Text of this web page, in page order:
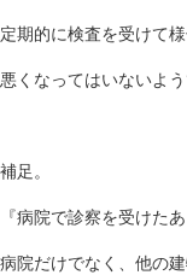
定期的に検査を受けて
悪くなってはいないよう
補足。
『病院で診察を受けた
病院だけでなく、他の